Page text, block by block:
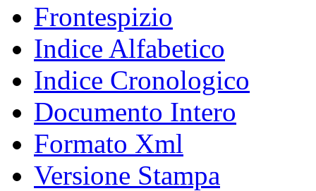
Frontespizio
Indice Alfabetico
Indice Cronologico
Documento Intero
Formato Xml
Versione Stampa